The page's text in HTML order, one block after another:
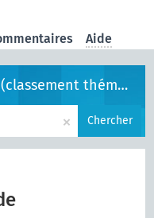
Aide
thématique)
× Chercher